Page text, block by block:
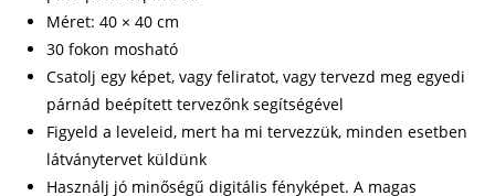
Méret: 40 × 40 cm
30 fokon mosható
Csatolj egy képet, vagy feliratot, vagy tervezd meg egyedi
párnád beépített tervezőnk segítségével
Figyeld a leveleid, mert ha mi tervezzük, minden esetben
látványtervet küldünk
Használj jó minőségű digitális fényképet. A magas